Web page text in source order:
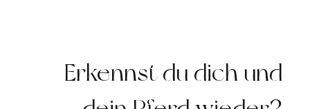
Erkennst du dich und